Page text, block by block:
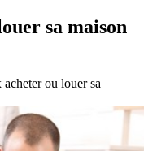
sa maison
ou louer sa